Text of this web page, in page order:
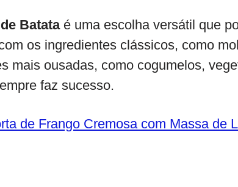
Batataé uma escolha versátil que
os ingredientes clássicos, como
mais ousadas, como cogumelos,
faz sucesso.
de Frango Cremosa com Massa de